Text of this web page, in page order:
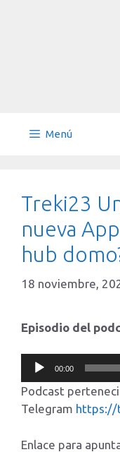
Menú
Treki23
nueva
hub
18 noviembre,
Episodio del
Reproductor
de
audio
00:00
Podcast
Telegram https://
Enlace para